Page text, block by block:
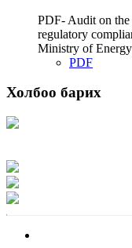
PDF- Audit on the
regulatory
Ministry of
PDF
Холбоо барих